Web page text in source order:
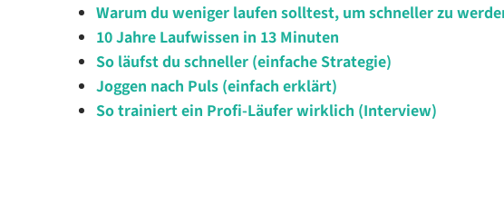
Warum du weniger laufen solltest, um schneller zu
10 Jahre Laufwissen in 13 Minuten
So läufst du schneller (einfache Strategie)
Joggen nach Puls (einfach erklärt)
So trainiert ein Profi-Läufer wirklich (Interview)